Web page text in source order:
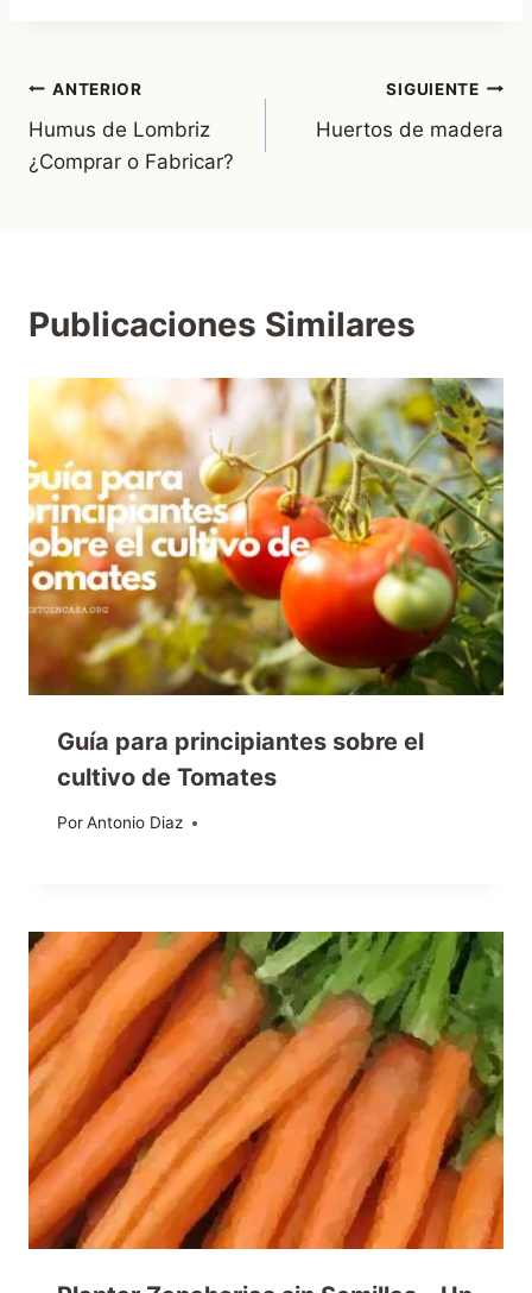
Navegación
de
ANTERIOR
Humus de Lombriz
¿Comprar o Fabricar?
SIGUIENTE
Huertos de madera
Publicaciones Similares
Guía para principiantes sobre el
cultivo de Tomates
PorAntonio Diaz
14/05/2013